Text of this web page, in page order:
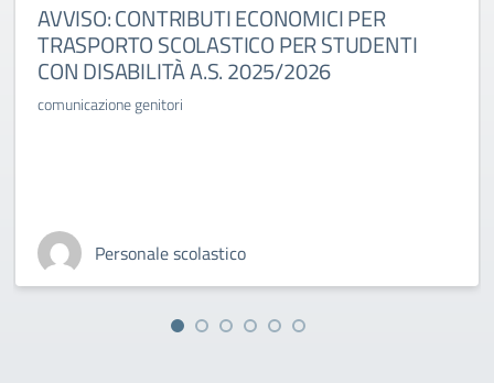
AVVISO: CONTRIBUTI ECONOMICI PER
TRASPORTO SCOLASTICO PER STUDENTI
CON DISABILITÀ A.S. 2025/2026
comunicazione genitori
Personale scolastico